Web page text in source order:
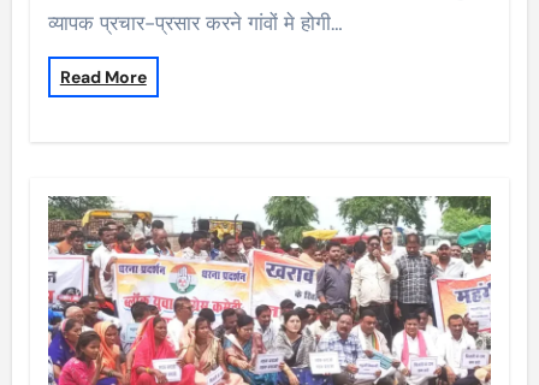
व्यापक प्रचार-प्रसार करने गांवों मे होगी…
Read More